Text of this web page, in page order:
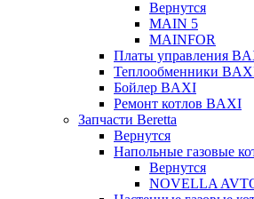
Вернутся
MAIN 5
MAINFOR
Платы управления
Теплообменники
Бойлер BAXI
Ремонт котлов BAXI
Запчасти Beretta
Вернутся
Напольные газовые
Вернутся
NOVELLA